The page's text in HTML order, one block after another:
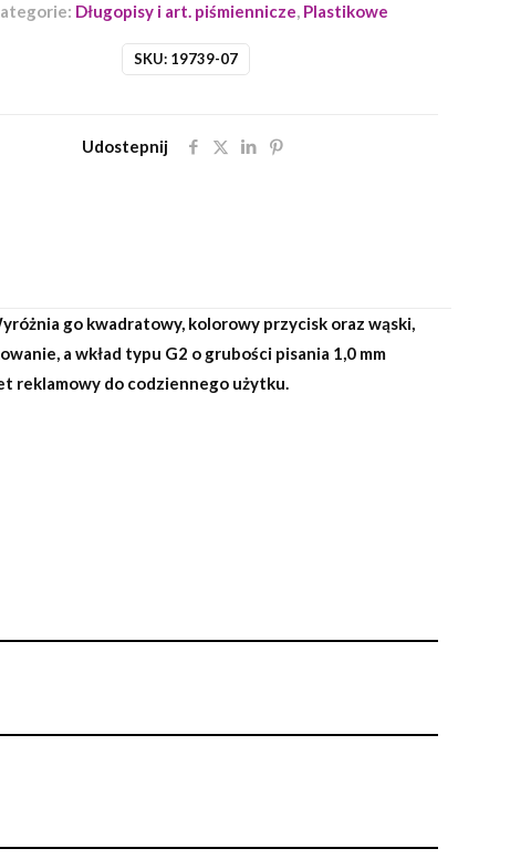
SKU: 19739-07
Długopisy i art. piśmiennicze, Plastikowe
Udostepnij
go kwadratowy, kolorowy przycisk oraz wąski,
a wkład typu G2 o grubości pisania 1,0 mm
reklamowy do codziennego użytku.